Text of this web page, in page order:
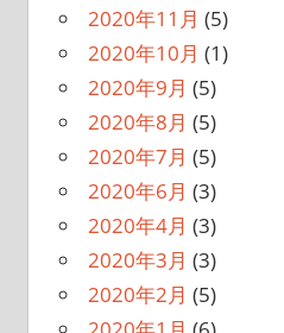
2020年11月 (5)
2020年10月 (1)
2020年9月 (5)
2020年8月 (5)
2020年7月 (5)
2020年6月 (3)
2020年4月 (3)
2020年3月 (3)
2020年2月 (5)